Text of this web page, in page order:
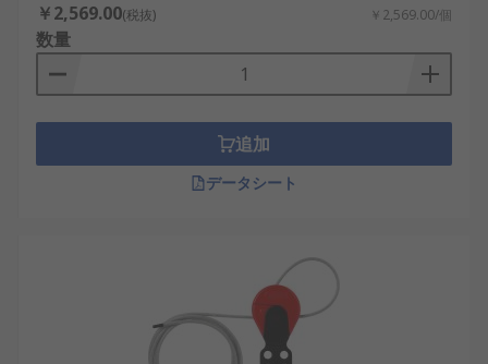
￥2,569.00(税抜) ￥2,569.00/個
数量
追加
データシート